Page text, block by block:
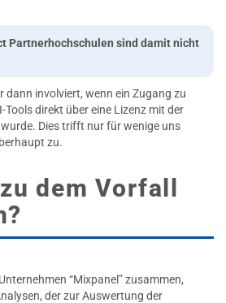
Partnerhochschulen sind damit nicht
dann involviert, wenn ein Zugang zu
Tools direkt über eine Lizenz mit der
Dies trifft nur für wenige uns
zu.
dem Vorfall
“Mixpanel” zusammen,
der zur Auswertung der